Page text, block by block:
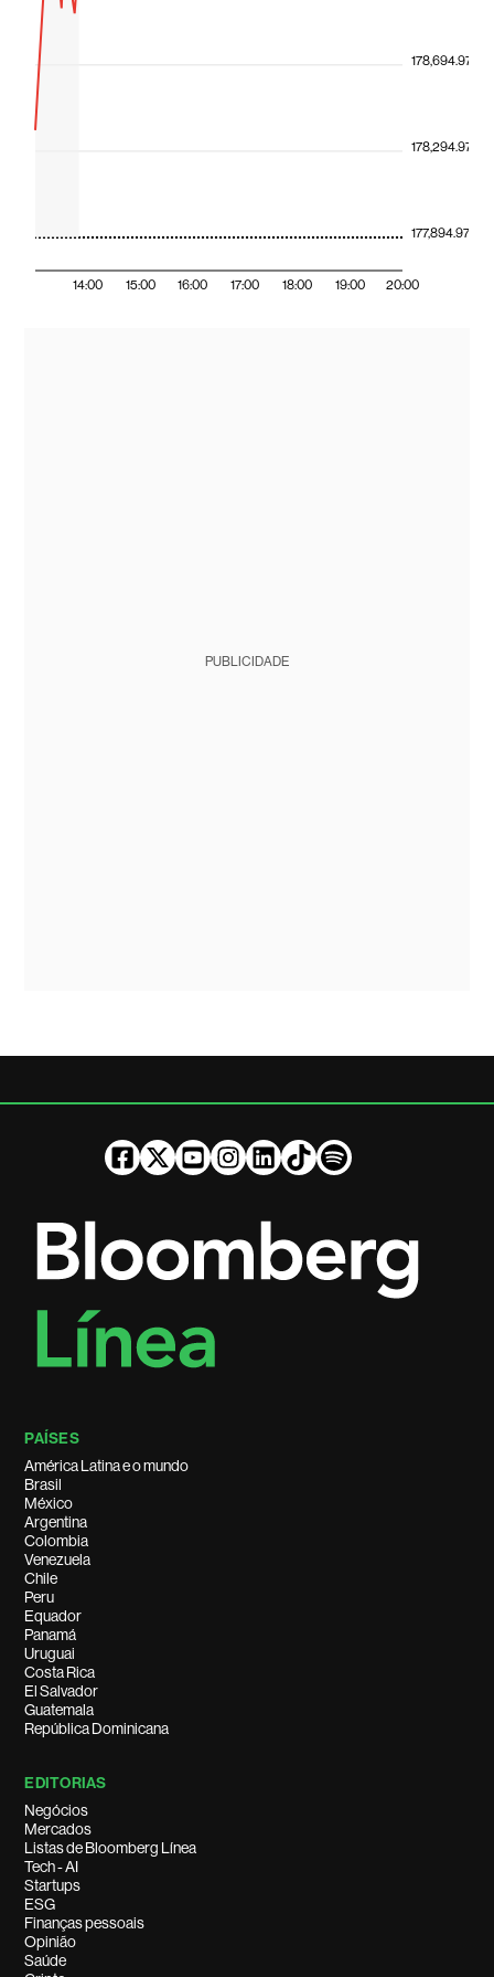
14:00 15:00 16:00 17:00 18:00 19:00 20:00
177,894.97
178,294.97
178,694.97
PUBLICIDADE
PAÍSES
América Latina e o mundo
Brasil
México
Argentina
Colombia
Venezuela
Chile
Peru
Equador
Panamá
Uruguai
Costa Rica
El Salvador
Guatemala
República Dominicana
EDITORIAS
Negócios
Mercados
Listas de Bloomberg Línea
Tech - AI
Startups
ESG
Finanças pessoais
Opinião
Saúde